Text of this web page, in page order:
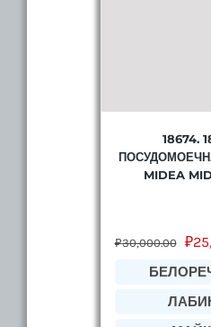
18674.
MIDEA
₽30,000.00 ₽